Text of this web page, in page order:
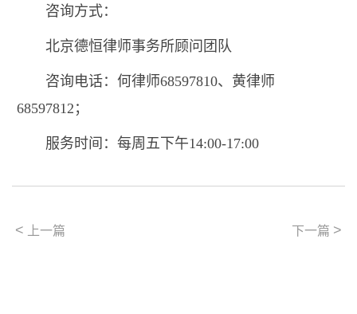
咨询方式：
北京德恒律师事务所顾问团队
咨询电话：何律师68597810、黄律师
68597812；
服务时间：每周五下午14:00-17:00
< 上一篇 下一篇 >